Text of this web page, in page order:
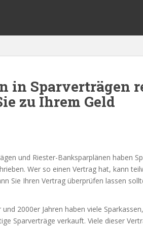
in Sparverträgen
zu Ihrem Geld
und Riester-Banksparplänen haben
Wer so einen Vertrag hat, kann
Sie Ihren Vertrag überprüfen lassen
2000er Jahren haben viele
Sparverträge verkauft. Viele dieser